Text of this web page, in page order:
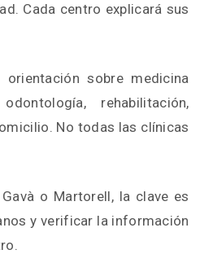
Cada centro explicará sus
orientación sobre medicina
rehabilitación,
No todas las clínicas
o Martorell, la clave es
y verificar la información